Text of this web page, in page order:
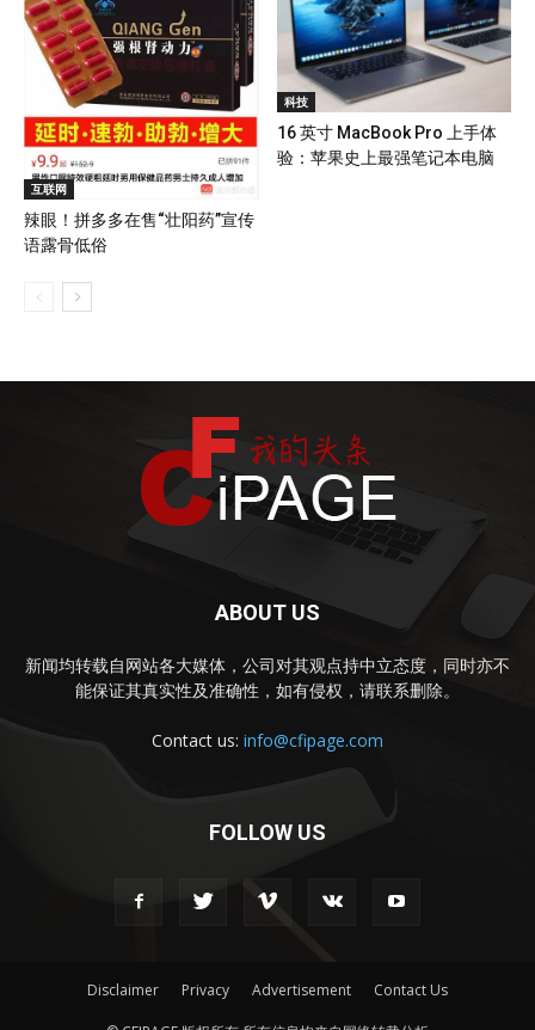
互联网
辣眼！拼多多在售“壮阳药”宣传
语露骨低俗
科技
16 英寸 MacBook Pro 上手体
验：苹果史上最强笔记本电脑
ABOUT US
新闻均转载自网站各大媒体，公司对其观点持中立态度，同时亦不
能保证其真实性及准确性，如有侵权，请联系删除。
Contact us: info@cfipage.com
FOLLOW US
Disclaimer Privacy Advertisement Contact Us